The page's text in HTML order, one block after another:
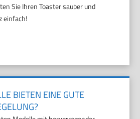
Sie Ihren Toaster sauber und
einfach!
BIETEN EINE GUTE